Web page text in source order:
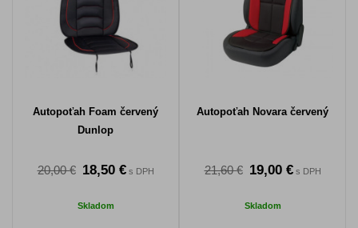
Autopoťah Foam červený
Dunlop
20,00 € 18,50 €s DPH
Skladom
Autopoťah Novara červený
21,60 € 19,00 €s DPH
Skladom